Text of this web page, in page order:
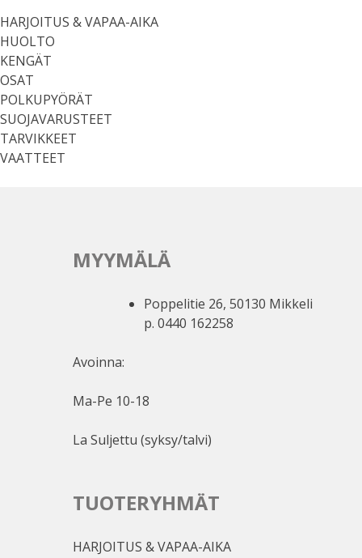
HARJOITUS & VAPAA-AIKA
HUOLTO
KENGÄT
OSAT
POLKUPYÖRÄT
SUOJAVARUSTEET
TARVIKKEET
VAATTEET
MYYMÄLÄ
Poppelitie 26, 50130 Mikkeli
p. 0440 162258
Avoinna:
Ma-Pe 10-18
La Suljettu (syksy/talvi)
TUOTERYHMÄT
HARJOITUS & VAPAA-AIKA